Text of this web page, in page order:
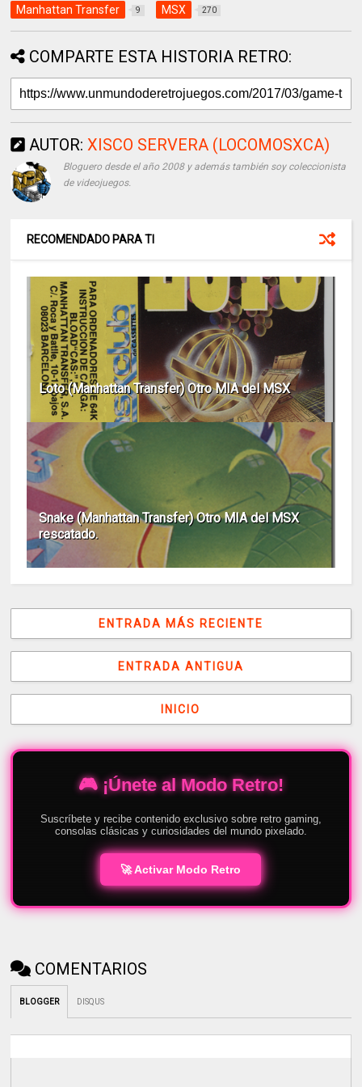
Manhattan Transfer 9 MSX 270
COMPARTE ESTA HISTORIA RETRO:
AUTOR: XISCO SERVERA (LOCOMOSXCA)
Bloguero desde el año 2008 y además también soy coleccionista
de videojuegos.
RECOMENDADO PARA TI
Loto (Manhattan Transfer) Otro MIA del MSX
Snake (Manhattan Transfer) Otro MIA del MSX
rescatado.
ENTRADA MÁS RECIENTE
ENTRADA ANTIGUA
INICIO
🎮 ¡Únete al Modo Retro!
Suscríbete y recibe contenido exclusivo sobre retro gaming,
consolas clásicas y curiosidades del mundo pixelado.
🚀 Activar Modo Retro
COMENTARIOS
BLOGGER DISQUS